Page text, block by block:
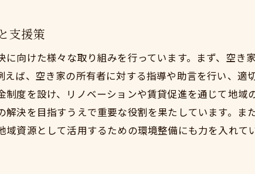
売却スケジュールの立て方と時間管理
不動産会社選びのコツとポイント
成功する売却戦略の具体例
売却における手続きと必要書類のリス
支援策
向けた様々な取り組みを行っています。まず、空
ば、空き家の所有者に対する指導や助言を行い、
制度を設け、リノベーションや賃貸促進を通じて地
解決を目指すうえで重要な役割を果たしています。
域資源として活用するための環境整備にも力を入れ